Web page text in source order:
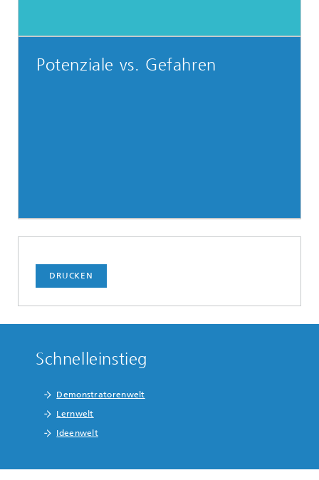
Potenziale vs. Gefahren
DRUCKEN
Schnelleinstieg
Demonstratorenwelt
Lernwelt
Ideenwelt